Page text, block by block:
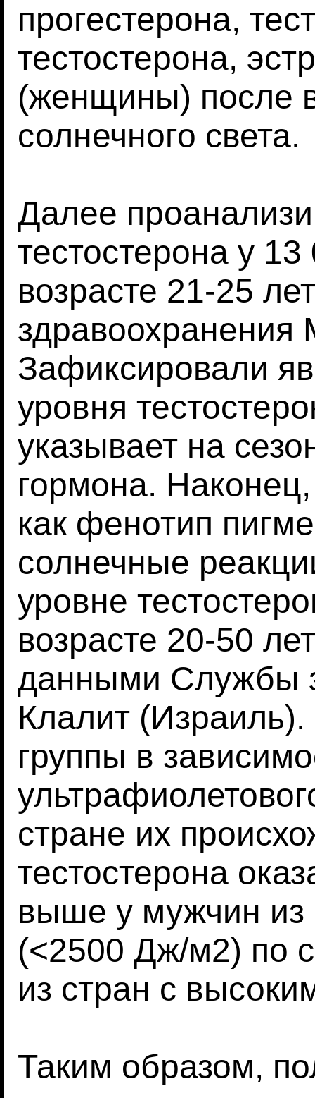
прогестерона,
тестостерона,
(женщины) после
солнечного света.
Далее
тестостерона у
возрасте 21-25
здравоохранения
Зафиксировали
уровня
указывает на
гормона.
как фенотип
солнечные
уровне
возрасте 20-50
данными Службы
Клалит
группы в
стране их
тестостерона
выше у мужчин из
(<2500 Дж/м2) по
из стран с
Таким образом,